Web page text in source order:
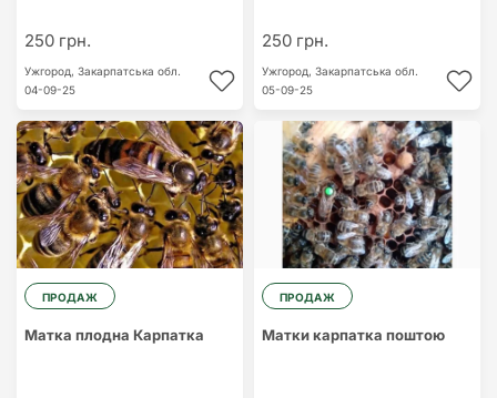
250 грн.
Ужгород, Закарпатська обл.
04-09-25
250 грн.
Ужгород, Закарпатська обл.
05-09-25
ПРОДАЖ
Матка плодна Карпатка
ПРОДАЖ
Матки карпатка поштою